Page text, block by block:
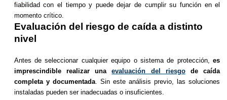
fiabilidad con el tiempo y puede dejar de cumplir su función en el
momento crítico.
Evaluación del riesgo de caída a distinto
nivel
Antes de seleccionar cualquier equipo o sistema de protección,es
imprescindible realizar unaevaluación del riesgode caída
completa y documentada. Sin este análisis previo, las soluciones
instaladas pueden ser inadecuadas o insuficientes.